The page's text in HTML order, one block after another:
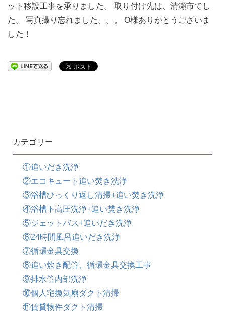
ット移設工事を承りました。 取り付け先は、清瀬市でし
た。 写真撮り忘れました。。。 O様ありがとうございま
した！
カテゴリー
①追いだき洗浄
②エコキュート追い焚き洗浄
③浴槽ひっくり返し清掃+追い焚き洗浄
④浴槽下高圧洗浄+追い焚き洗浄
⑤ジェットバス+追いだき洗浄
⑥24時間風呂追いだき洗浄
⑦循環金具交換
⑧追い炊き配管、循環金具交換工事
⑨排水管内部洗浄
⑩個人宅換気扇ダクト清掃
⑪賃貸物件ダクト清掃